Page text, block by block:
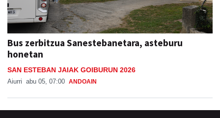
Bus zerbitzua Sanestebanetara, asteburu
honetan
SAN ESTEBAN JAIAK GOIBURUN 2026
Aiurri abu 05, 07:00 ANDOAIN